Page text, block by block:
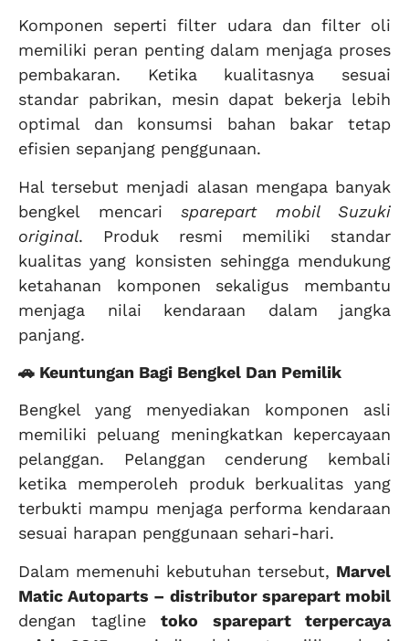
Komponen seperti filter udara dan filter oli
memiliki peran penting dalam menjaga proses
pembakaran. Ketika kualitasnya sesuai
standar pabrikan, mesin dapat bekerja lebih
optimal dan konsumsi bahan bakar tetap
efisien sepanjang penggunaan.
Hal tersebut menjadi alasan mengapa banyak
bengkel mencari sparepart mobil Suzuki
original. Produk resmi memiliki standar
kualitas yang konsisten sehingga mendukung
ketahanan komponen sekaligus membantu
menjaga nilai kendaraan dalam jangka
panjang.
🚗 Keuntungan Bagi Bengkel Dan Pemilik
Bengkel yang menyediakan komponen asli
memiliki peluang meningkatkan kepercayaan
pelanggan. Pelanggan cenderung kembali
ketika memperoleh produk berkualitas yang
terbukti mampu menjaga performa kendaraan
sesuai harapan penggunaan sehari-hari.
Dalam memenuhi kebutuhan tersebut, Marvel
Matic Autoparts – distributor sparepart mobil
dengan tagline toko sparepart terpercaya